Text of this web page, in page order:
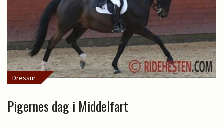
Dressur
Pigernes dag i Middelfart